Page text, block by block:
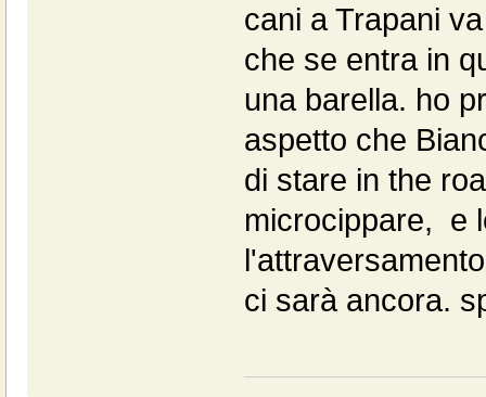
cani a Trapani
che se entra in
una barella. ho
aspetto che
di stare in the
microcippare, e
ci sarà ancora.